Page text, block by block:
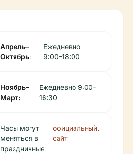
Апрель–
Октябрь:
Ежедневно
9:00–18:00
Ноябрь–
Март:
Ежедневно 9:00–
16:30
Часы могут
меняться в
праздничные
официальный
сайт
.